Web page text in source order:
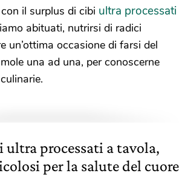
il surplus di cibi ultra processati
abituati, nutrirsi di radici
un’ottima occasione di farsi del
una ad una, per conoscerne
ultra processati a tavola,
per la salute del cuore